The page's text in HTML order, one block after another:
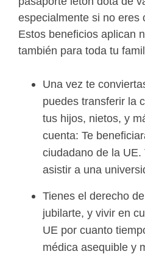
especialmente si no eres
Estos beneficios aplican
también para toda tu
Una vez te
puedes transferir la
tus hijos, nietos, y
cuenta: Te
ciudadano de la
asistir a una
Tienes el derecho
jubilarte, y vivir en
UE por cuanto
médica asequible y